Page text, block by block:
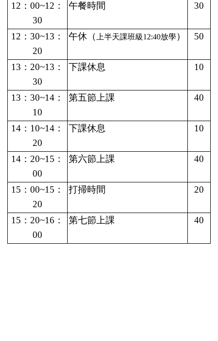
12 ：00~12：
30
午餐時間 30
12 ：30~13：
20
午休 （ 上半天課班級12:40放學） 50
13 ：20~13：
30
下課休息 10
13 ：30~14：
10
第五節上課 40
14 ：10~14：
20
下課休息 10
14 ：20~15：
00
第六節上課 40
15 ：00~15：
20
打掃時間 20
15 ：20~16：
00
第七節上課 40